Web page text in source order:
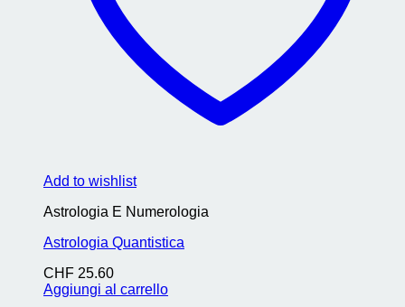
Add to wishlist
Astrologia E Numerologia
Astrologia Quantistica
CHF 25.60
Aggiungi al carrello